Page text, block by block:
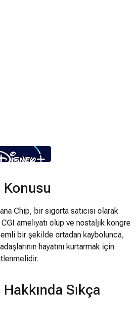
Konusu
Chip, bir sigorta satıcısı olarak
ameliyatı olup ve nostaljik kongre
bir şekilde ortadan kaybolunca,
hayatını kurtarmak için
Sıkça